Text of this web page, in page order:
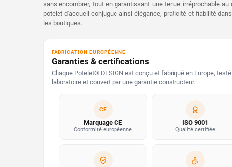
sans encombrer, tout en garantissant une tenue irréprochable
potelet d'accueil conjugue ainsi élégance, praticité et fiabilité
les boutiques.
FABRICATION EUROPÉENNE
Garanties & certifications
Chaque Potelet® DESIGN est conçu et fabriqué en Europe, testé
laboratoire et couvert par une garantie constructeur.
CE
Marquage CE
Conformité européenne
ISO 9001
Qualité certifiée